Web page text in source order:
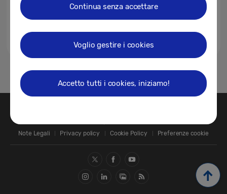
Note Legali
Privacy policy Cookie Policy Preferenze cookie
Continua senza accettare
Voglio gestire i cookies
Accetto tutti i cookies, iniziamo!